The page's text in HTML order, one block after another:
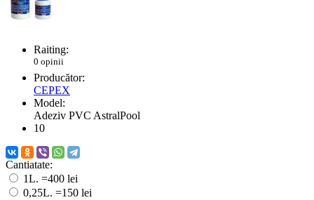
Raiting:
0 opinii
Producător:
CEPEX
Model:
Adeziv PVC AstralPool
10
Cantiatate:
1L. =400 lei
0,25L. =150 lei